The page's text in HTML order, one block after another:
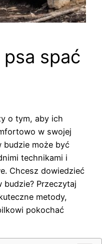
spać
o tym, aby ich
w swojej
budzie może być
technikami i
Chcesz dowiedzieć
budzie? Przeczytaj
metody,
pokochać